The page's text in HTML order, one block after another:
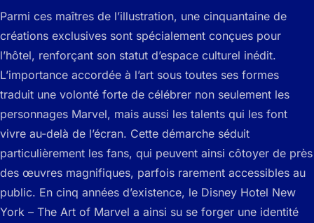
Parmi ces maîtres de l’illustration, une cinquantaine de
créations exclusives sont spécialement conçues pour
l’hôtel, renforçant son statut d’espace culturel inédit.
L’importance accordée à l’art sous toutes ses formes
traduit une volonté forte de célébrer non seulement les
personnages Marvel, mais aussi les talents qui les font
vivre au-delà de l’écran. Cette démarche séduit
particulièrement les fans, qui peuvent ainsi côtoyer de près
des œuvres magnifiques, parfois rarement accessibles au
public. En cinq années d’existence, le Disney Hotel New
York – The Art of Marvel a ainsi su se forger une identité